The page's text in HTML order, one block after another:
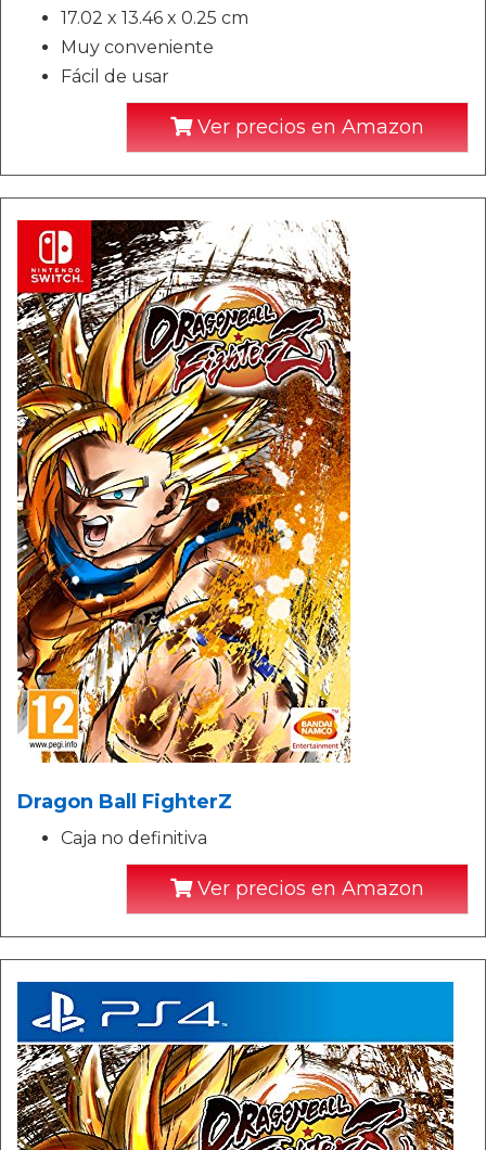
17.02 x 13.46 x 0.25 cm
Muy conveniente
Fácil de usar
Ver precios en Amazon
Dragon Ball FighterZ
Caja no definitiva
Ver precios en Amazon